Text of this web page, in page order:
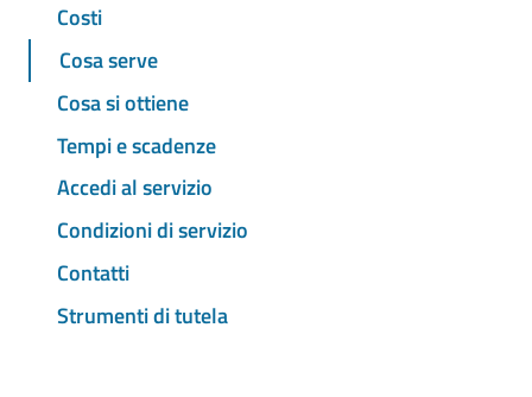
Costi
Cosa serve
Cosa si ottiene
Tempi e scadenze
Accedi al servizio
Condizioni di servizio
Contatti
Strumenti di tutela